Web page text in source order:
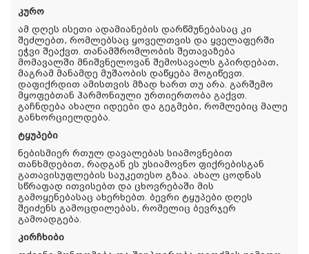
კურო
ამ დღეს ისეთი ადამიანების დარწმუნებასაც კი
შეძლებთ, რომლებსაც ყოველთვის და ყველაფერში
ეჭვი შეაქვთ. თანამშრომლობის შეთავაზება
მომავალში მნიშვნელოვან შემოსავალს გპირდებათ,
მაგრამ მანამდე მუშაობის დაწყება მოგიწევთ.
დაფიქრდით ამისთვის მზად ხართ თუ არა. გარშემო
მყოფებთან ჰარმონიული ურთიერთობა გაქვთ.
გაჩნდება ახალი იდეები და გეგმები, რომლებიც მალე
განხორციელდება.
ტყუპები
ნებისმიერ რთულ დავალებას სიამოვნებით
თანხმდებით, რადგან ეს უსიამოვნო ფიქრებისგან
გათავისუფლების საუკეთესო გზაა. ახალ ცოდნას
სწრაფად ითვისებთ და ცხოვრებაში მის
გამოყენებასაც ახერხებთ. ბევრი ტყუპები დღეს
შეიძენს გამოცდილებას, რომელიც ბევრჯერ
გამოადგება.
კირჩხიბი